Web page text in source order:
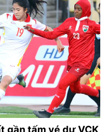
gần tấm vé dự VCK